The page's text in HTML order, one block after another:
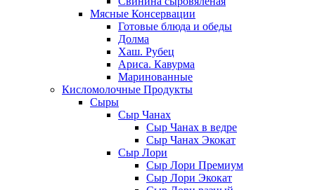
Мясные Консервации
Готовые блюда и обеды
Долма
Хаш. Рубец
Ариса. Кавурма
Маринованные
Кисломолочные Продукты
Сыры
Сыр Чанах
Сыр Чанах в ведре
Сыр Чанах Экокат
Сыр Лори
Сыр Лори Премиум
Сыр Лори Экокат